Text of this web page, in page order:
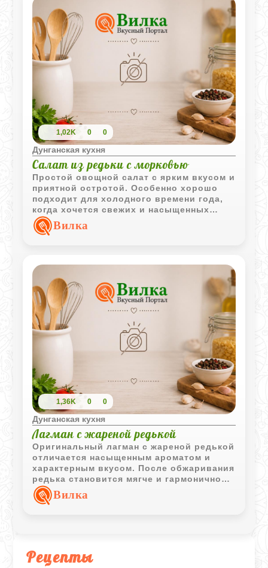
Рецепты
1,02K 0 0
Дунганская кухня
Салат из редьки с морковью
Простой овощной салат с ярким вкусом и
приятной остротой. Особенно хорошо
подходит для холодного времени года,
когда хочется свежих и насыщенных
овощных закусок.
Вилка
1,36K 0 0
Дунганская кухня
Лагман с жареной редькой
Оригинальный лагман с жареной редькой
отличается насыщенным ароматом и
характерным вкусом. После обжаривания
редька становится мягче и гармонично
сочетается с мясом, домашней лапшой и
пряными добавками.
Вилка